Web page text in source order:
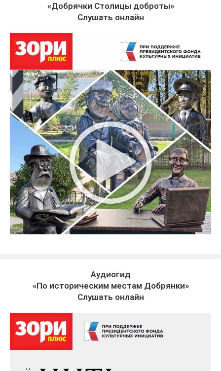
«Добрячки Столицы доброты»
Слушать онлайн
Аудиогид
«По историческим местам Добрянки»
Слушать онлайн